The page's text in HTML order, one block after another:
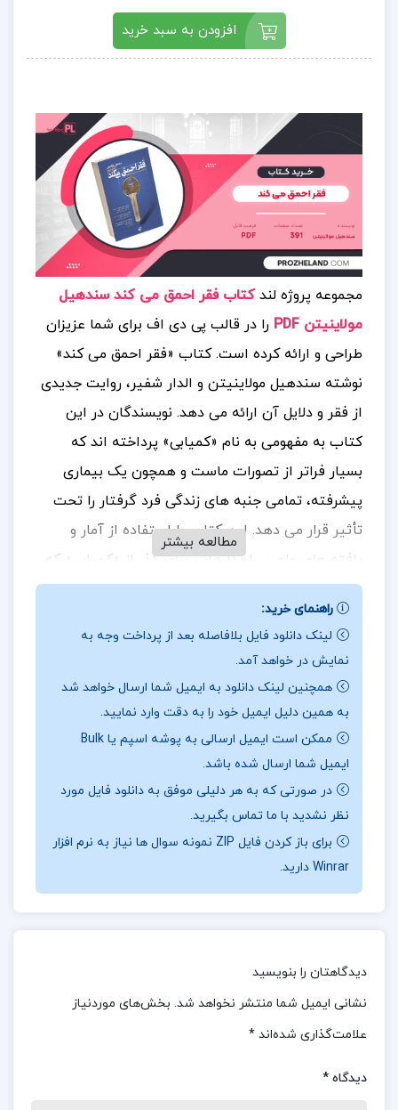
افزودن به سبد خرید
مجموعه پروژه لندکتاب فقر احمق می کند سندهیل
مولاینیتن PDF
را در قالب پی دی اف برای شما عزیزان
طراحی و ارائه کرده است.کتاب «فقر احمق می‌ کند»
نوشته سندهیل مولاینیتن و الدار شفیر، روایت جدیدی
از فقر و دلایل آن ارائه می‌ دهد. نویسندگان در این
کتاب به مفهومی به نام «کمیابی» پرداخته‌ اند که
بسیار فراتر از تصورات ماست و همچون یک بیماری
پیشرفته، تمامی جنبه‌ های زندگی فرد گرفتار را تحت
تأثیر قرار می‌ دهد. این کتاب با استفاده از آمار و
یافته‌ های علمی، راهکارهایی برای گذر از «کمیابی» که
معمولاً به صورت فقر اقتصادی نمود پیدا می‌ کند، ارائه
داده است. برای خرید و دانلود کتاب های بیشتر همراه
پروژه لند
باشید.
📰مشخصات کتابفقر احمق می کند سندهیل
مولاینیتن
کتاب «فقر احمق می‌ کند» نوشته سندهیل مولاینیتن،
استاد اقتصاد دانشگاه هاروارد، و الدار شفیر، دانشمند
اقتصاد رفتاری، یک اثر متفاوت و خواندنی است. این
کتاب به توضیح علت و بررسی مفهوم «کمیابی» می‌
پردازد. کمیابی فقط به اقتصاد محدود نمی‌ شود و جنبه‌
های مختلفی دارد. کمبود زمان احتمالاً فراگیرترین نوع
های آزاردهنده‌ ای که گاهی به باتلاقی دهشتناک می‌
ماند و هر چه بیشتر تقلا کنیم تا از آن رها شویم،
بیشتر فرو می‌ رویم.
📖بخشی از کتاب فقر احمق می کند سندهیل
مطالعه بیشتر
راهنمای خرید:
لینک دانلود فایل بلافاصله بعد از پرداخت وجه به
نمایش در خواهد آمد.
همچنین لینک دانلود به ایمیل شما ارسال خواهد شد
به همین دلیل ایمیل خود را به دقت وارد نمایید.
ممکن است ایمیل ارسالی به پوشه اسپم یا Bulk
ایمیل شما ارسال شده باشد.
در صورتی که به هر دلیلی موفق به دانلود فایل مورد
نظر نشدید با ما تماس بگیرید.
برای باز کردن فایل ZIP نمونه سوال ها نیاز به نرم افزار
Winrar دارید.
دیدگاهتان را بنویسید
نشانی ایمیل شما منتشر نخواهد شد. بخش‌های موردنیاز
علامت‌گذاری شده‌اند *
دیدگاه *